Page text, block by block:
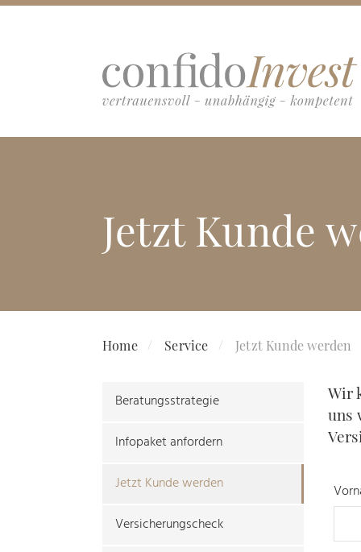
Jetzt Kunde
Home Service Jetzt Kunde werden
Wir
uns
Beratungsstrategie
Infopaket anfordern
Jetzt Kunde werden
Versicherungscheck